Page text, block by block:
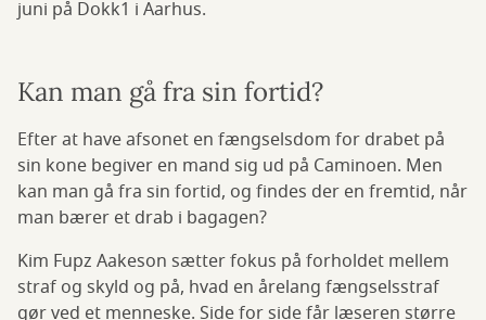
juni på Dokk1 i Aarhus.
Kan man gå fra sin fortid?
Efter at have afsonet en fængselsdom for drabet på
sin kone begiver en mand sig ud på Caminoen. Men
kan man gå fra sin fortid, og findes der en fremtid, når
man bærer et drab i bagagen?
Kim Fupz Aakeson sætter fokus på forholdet mellem
straf og skyld og på, hvad en årelang fængselsstraf
gør ved et menneske. Side for side får læseren større